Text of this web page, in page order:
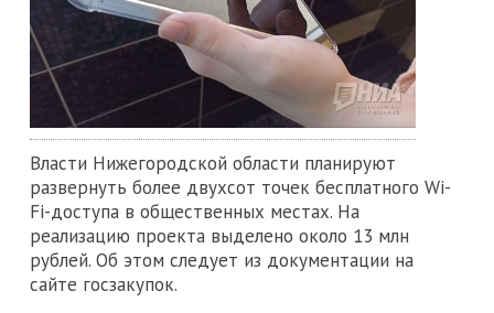
Власти Нижегородской области планируют
развернуть более двухсот точек бесплатного Wi-
Fi-доступа в общественных местах. На
реализацию проекта выделено около 13 млн
рублей. Об этом следует из документации на
сайте госзакупок.